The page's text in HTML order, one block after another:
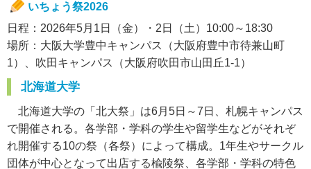
いちょう祭2026
日程：2026年5月1日（金）・2日（土）10:00～18:30
場所：大阪大学豊中キャンパス（大阪府豊中市待兼山町
1）、吹田キャンパス（大阪府吹田市山田丘1-1）
北海道大学
北海道大学の「北大祭」は6月5日～7日、札幌キャンパス
で開催される。各学部・学科の学生や留学生などがそれぞ
れ開催する10の祭（各祭）によって構成。1年生やサークル
団体が中心となって出店する楡陵祭、各学部・学科の特色